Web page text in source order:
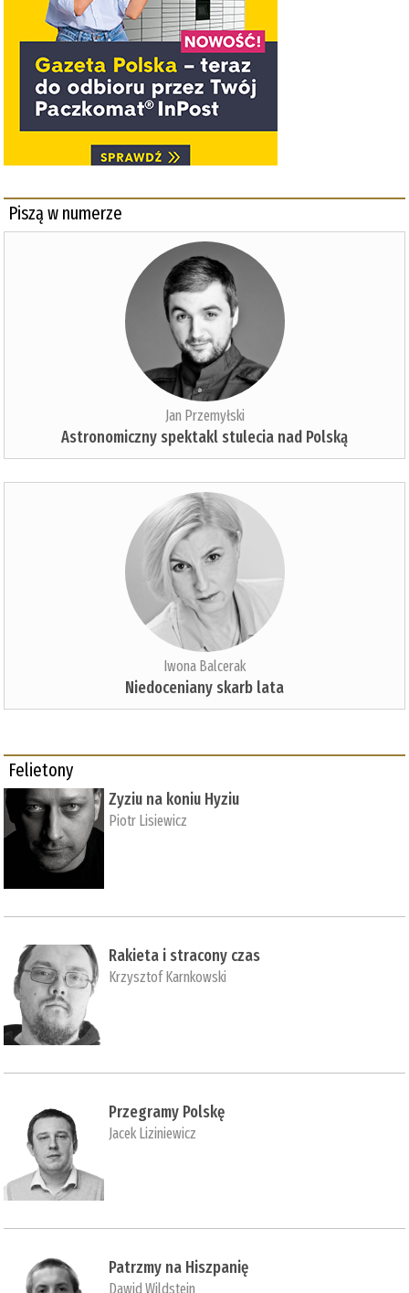
Piszą w numerze
Jan Przemyłski
Astronomiczny spektakl stulecia nad Polską
Iwona Balcerak
Niedoceniany skarb lata
Felietony
Zyziu na koniu Hyziu
Piotr Lisiewicz
Rakieta i stracony czas
Krzysztof Karnkowski
Przegramy Polskę
Jacek Liziniewicz
Patrzmy na Hiszpanię
Dawid Wildstein